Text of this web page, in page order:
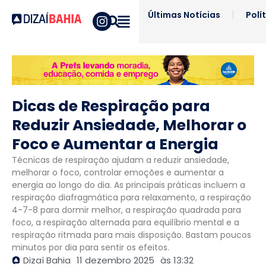
Últimas Notícias
Dicas de Respiração para
Reduzir Ansiedade, Melhorar o
Foco e Aumentar a Energia
Técnicas de respiração ajudam a reduzir ansiedade,
melhorar o foco, controlar emoções e aumentar a
energia ao longo do dia. As principais práticas incluem a
respiração diafragmática para relaxamento, a respiração
4-7-8 para dormir melhor, a respiração quadrada para
foco, a respiração alternada para equilíbrio mental e a
respiração ritmada para mais disposição. Bastam poucos
minutos por dia para sentir os efeitos.
Dizaí Bahia 11 dezembro 2025 às 13:32